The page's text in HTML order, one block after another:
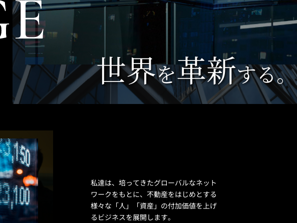
世界を革新する。
私達は、培ってきたグローバルなネット
ワークをもとに、不動産をはじめとする
様々な「人」「資産」の付加価値を上げ
るビジネスを展開します。